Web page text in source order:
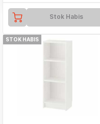
Stok Habis
STOK HABIS